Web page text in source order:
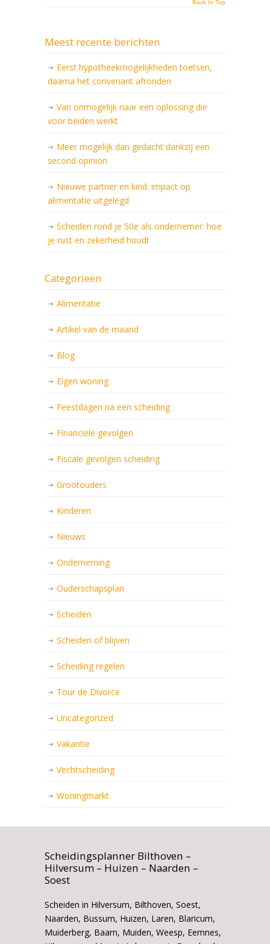
Back to Top
Meest recente berichten
Eerst hypotheekmogelijkheden toetsen,
daarna het convenant afronden
Van onmogelijk naar een oplossing die
voor beiden werkt
Meer mogelijk dan gedacht dankzij een
second opinion
Nieuwe partner en kind: impact op
alimentatie uitgelegd
Scheiden rond je 50e als ondernemer: hoe
je rust en zekerheid houdt
Categorieën
Alimentatie
Artikel van de maand
Blog
Eigen woning
Feestdagen na een scheiding
Financiële gevolgen
Fiscale gevolgen scheiding
Grootouders
Kinderen
Nieuws
Onderneming
Ouderschapsplan
Scheiden
Scheiden of blijven
Scheiding regelen
Tour de Divorce
Uncategorized
Vakantie
Vechtscheiding
Woningmarkt
Scheidingsplanner Bilthoven –
Hilversum – Huizen – Naarden –
Soest
Scheiden in Hilversum, Bilthoven, Soest,
Naarden, Bussum, Huizen, Laren, Blaricum,
Muiderberg, Baarn, Muiden, Weesp, Eemnes,